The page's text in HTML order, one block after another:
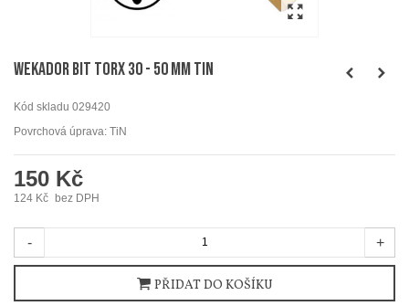
WEKADOR Bit torx 30 - 50 mm TIN
Kód skladu 029420
Povrchová úprava: TiN
150 Kč
124 Kč bez DPH
- +
PŘIDAT DO KOŠÍKU